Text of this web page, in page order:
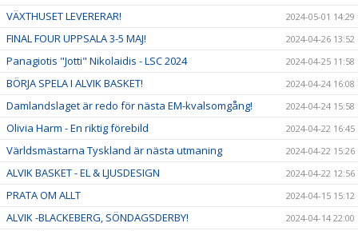
VÄXTHUSET LEVERERAR!
2024-05-01 14:29
FINAL FOUR UPPSALA 3-5 MAJ! 2024-04-26 13:52
Panagiotis "Jotti" Nikolaidis - LSC 2024 2024-04-25 11:58
BÖRJA SPELA I ALVIK BASKET! 2024-04-24 16:08
Damlandslaget är redo för nästa EM-kvalsomgång! 2024-04-24 15:58
Olivia Harm - En riktig förebild 2024-04-22 16:45
Världsmästarna Tyskland är nästa utmaning 2024-04-22 15:26
ALVIK BASKET - EL & LJUSDESIGN 2024-04-22 12:56
PRATA OM ALLT 2024-04-15 15:12
ALVIK -BLACKEBERG, SÖNDAGSDERBY! 2024-04-14 22:00